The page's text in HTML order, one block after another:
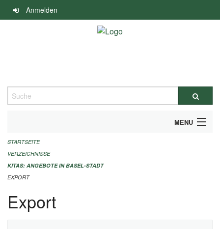
Navigation
überspringen
Anmelden
Suche
MENU
ALLGEMEINE INFORMATIONEN
IMPRESSUM
STARTSEITE
VERZEICHNISSE
KITAS: ANGEBOTE IN BASEL-STADT
EXPORT
Export